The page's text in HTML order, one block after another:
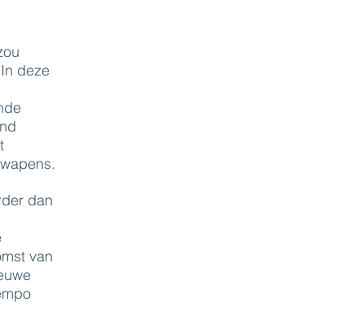
deze
dan
van